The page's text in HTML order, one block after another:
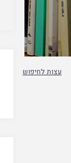
עצות לחיפוש